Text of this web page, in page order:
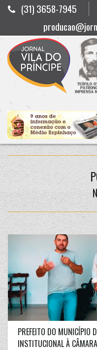
(31) 3658-7945
PREFEITO DO MUNICÍPIO
INSTITUCIONAL À